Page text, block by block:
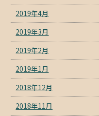
2019年4月
2019年3月
2019年2月
2019年1月
2018年12月
2018年11月